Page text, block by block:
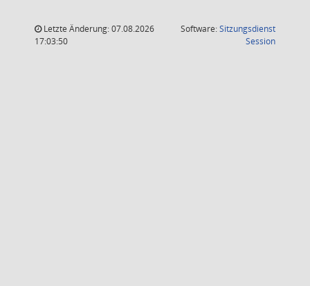
Letzte Änderung: 07.08.2026
17:03:50
Software:Sitzungsdienst
Session(Wird in